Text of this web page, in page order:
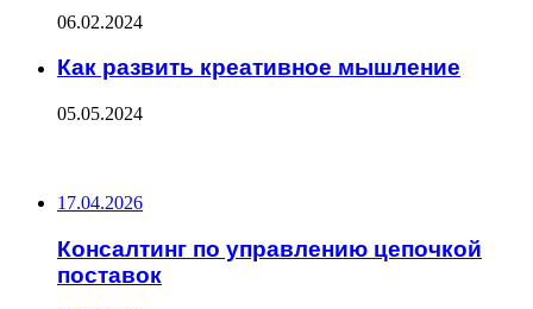
06.02.2024
Как развить креативное мышление
05.05.2024
17.04.2026
Консалтинг по управлению цепочкой
поставок